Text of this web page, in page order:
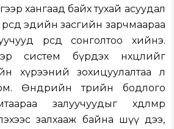
хангаад байх тухай асуудал
эдийн засгийн зарчмаараа
өөрсдөө сонголтоо хийнэ.
систем бүрдэх нөхцлийг
хүрээний зохицуулалтаа л
Өнөөдрийн төрийн бодлого
залуучуудыг хөдөлмөр
залхааж байна шүү дээ,